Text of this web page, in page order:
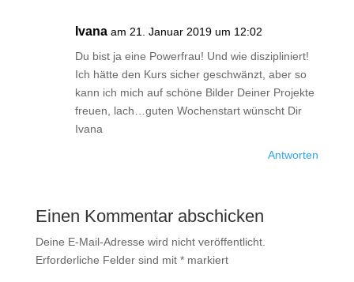
Ivana am 21. Januar 2019 um 12:02
Du bist ja eine Powerfrau! Und wie diszipliniert!
Ich hätte den Kurs sicher geschwänzt, aber so
kann ich mich auf schöne Bilder Deiner Projekte
freuen, lach…guten Wochenstart wünscht Dir
Ivana
Antworten
Einen Kommentar abschicken
Deine E-Mail-Adresse wird nicht veröffentlicht.
Erforderliche Felder sind mit *markiert